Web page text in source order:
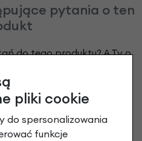
pytania o ten
do tego produktu? A Ty o
pytanie
pliki cookie
do spersonalizowania
funkcje